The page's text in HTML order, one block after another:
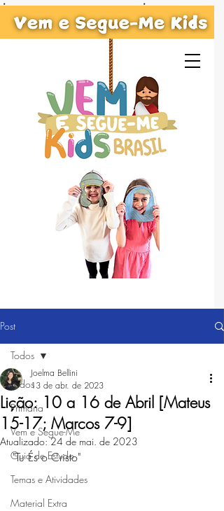
Post
Todos
Primária
Vem e Segue-Me
Guia de Estudo
Temas e Atividades
Material Extra
Todos
Lição: 10 a 16 de Abril [Mateus
15-17; Marcos 7-9]
Joelma Bellini
13 de abr. de 2023
Atualizado:24 de mai. de 2023
"Tu És o Cristo"